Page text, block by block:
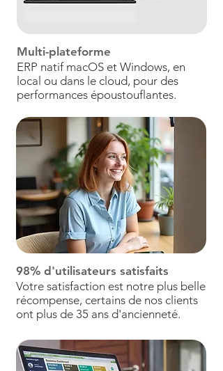
Multi-plateforme
ERP natif macOS et Windows, en
local ou dans le cloud, pour des
performances époustouflantes.
98% d'utilisateurs satisfaits
Votre satisfaction est notre plus belle
récompense, certains de nos clients
ont plus de 35 ans d'ancienneté.